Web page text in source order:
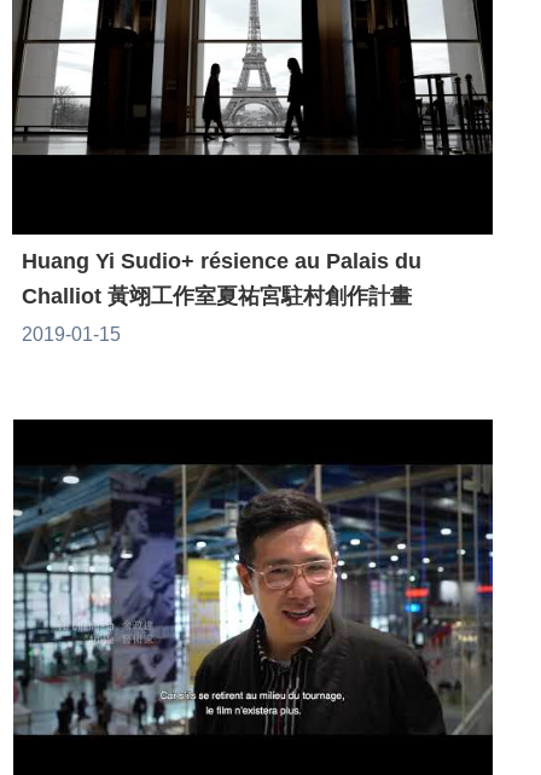
Huang Yi Sudio+ résience au Palais du
Challiot 黃翊工作室夏祐宮駐村創作計畫
2019-01-15